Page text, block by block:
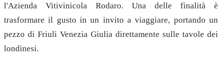
l'Azienda Vitivinicola Rodaro. Una delle finalità è
trasformare il gusto in un invito a viaggiare, portando un
pezzo di Friuli Venezia Giulia direttamente sulle tavole dei
londinesi.